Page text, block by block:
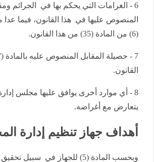
6 - الغرامات التي يحكم بها في الجرائم
المنصوص عليها في هذا القانون، فيما عدا
(6) من المادة (35) من هذا القانون.
القانون.
8 - أي موارد أخرى يوافق عليها مجلس إدارة
يتعارض مع أغراضه.
أهداف جهاز تنظيم إدارة
وبحسب المادة (5) للجهاز في سبيل